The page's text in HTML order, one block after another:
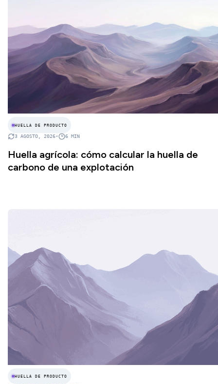
HUELLA DE PRODUCTO
3 AGOSTO, 2026• 6 MIN
Huella agrícola: cómo calcular la huella de
carbono de una explotación
HUELLA DE PRODUCTO